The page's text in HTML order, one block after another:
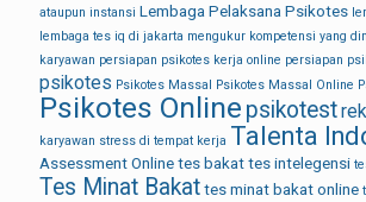
ataupun instansi Lembaga Pelaksana Psikotes
lembaga tes iq di jakarta mengukur kompetensi yang
karyawan persiapan psikotes kerja online persiapan
psikotes Psikotes Massal Psikotes Massal Online
Psikotes Online psikotest
karyawan stress di tempat kerja Talenta
Assessment Online tes bakat tes intelegensi
Tes Minat Bakat tes minat bakat online